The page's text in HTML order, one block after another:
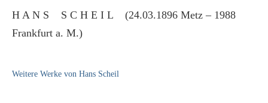
H A N S S C H E I L (24.03.1896 Metz – 1988
Frankfurt a. M.)
Weitere Werke von Hans Scheil